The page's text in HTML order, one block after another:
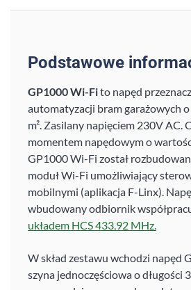
Podstawowe
GP1000 Wi-Fito napęd
automatyzacji bram garażowych
m². Zasilany napięciem 230V AC.
momentem napędowym o
GP1000 Wi-Fi został
moduł Wi-Fi umożliwiający
mobilnymi (aplikacja F-Linx).
wbudowany odbiornik
układem HCS 433,92 MHz.
W skład zestawu wchodzi napęd
szyna jednoczęściowa o długości